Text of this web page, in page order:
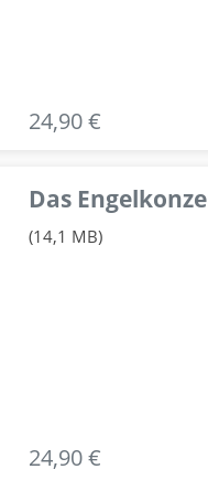
24,90 €
Das
(14,1 MB)
24,90 €